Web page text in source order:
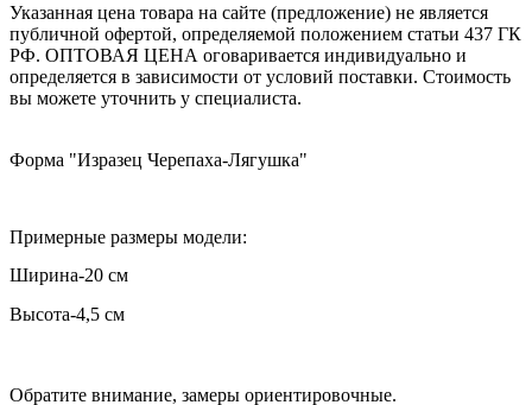
Указанная цена товара на сайте (предложение) не является
публичной офертой, определяемой положением статьи 437 ГК
РФ. ОПТОВАЯ ЦЕНА оговаривается индивидуально и
определяется в зависимости от условий поставки. Стоимость
вы можете уточнить у специалиста.
Форма "Изразец Черепаха-Лягушка"
Примерные размеры модели:
Ширина-20 см
Высота-4,5 см
Обратите внимание, замеры ориентировочные.